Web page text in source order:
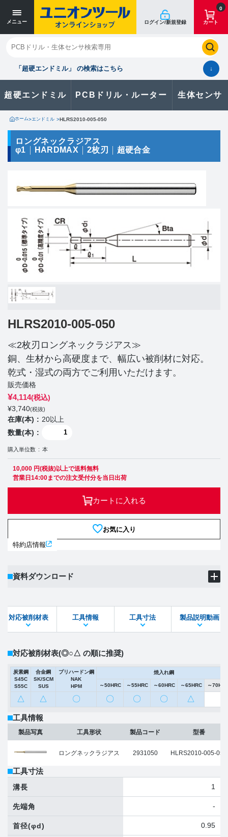
メニュー ログイン/新規登録
0
カート
「超硬エンドミル」 の検索はこちら ↓
超硬エンドミル PCBドリル・ルーター 生体センサ
閉じる
お気に入り クイックオーダー 購入履歴
製品に関するお問い合わせはこちら
お問い合わせ
カタログ一覧
ホーム>エンドミル >HLRS2010-005-050
ロングネックラジアス
φ1
HARDMAX 2枚刃 超硬合金
HLRS2010-005-050
≪2枚刃ロングネックラジアス≫
銅、生材から高硬度まで、幅広い被削材に対応。
乾式・湿式の両方でご利用いただけます。
販売価格
¥4,114(税込)
¥3,740(税抜)
在庫(本)
20以上
数量(本)
購入単位数 本
10,000 円(税抜)以上で送料無料
営業日14:00までの注文受付分を当日出荷
カートに入れる
お気に入り
特約店情報
資料ダウンロード
STEPファイル DXFファイル
対応被削材表 工具情報 工具寸法 製品説明動画
対応被削材表(◎○△ の順に推奨)
炭素鋼
S45C
S55C
合金鋼
SK/SCM
SUS
プリハードン鋼
NAK
HPM
焼入れ鋼
～50HRC ～55HRC ～60HRC ～65HRC ～
△ △ 〇 〇 〇 〇 △
工具情報
寸法単位 [mm]
製品写真 工具形状
ロングネックラジアス
製品コード
2931050
型番
HLRS2010-005-050
工具寸法
寸法単位 [mm]
溝長 1
先端角 -
首径(φd) 0.95